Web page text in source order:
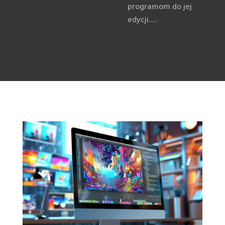
programom do jej
edycji....